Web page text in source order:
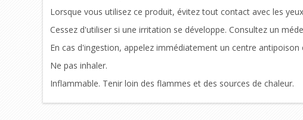
Lorsque vous utilisez ce produit, évitez tout contact avec les
Cessez d'utiliser si une irritation se développe. Consultez un
En cas d'ingestion, appelez immédiatement un centre
Ne pas inhaler.
Inflammable. Tenir loin des flammes et des sources de chaleur.